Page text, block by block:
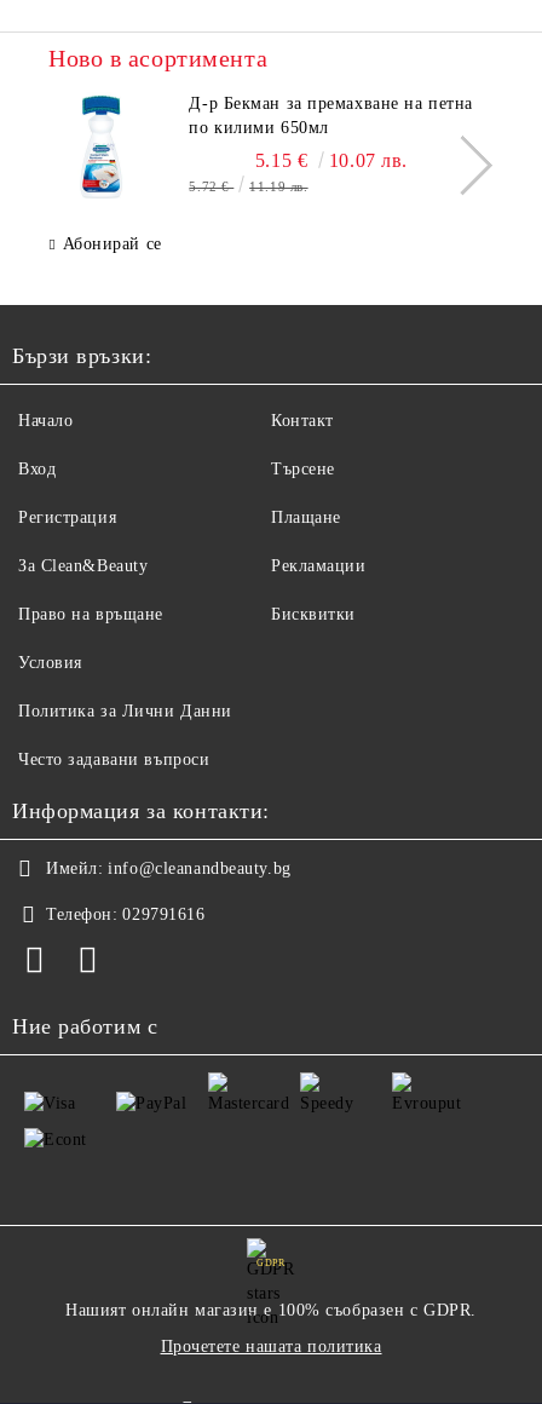
Ново в асортимента
Д-р Бекман за премахване на петна
по килими 650мл
5.15 € 10.07 лв.
5.72 € 11.19 лв.
Абонирай се
Бързи връзки:
Начало
Вход
Регистрация
За Clean&Beauty
Контакт
Търсене
Плащане
Рекламации
Право на връщане
Условия
Политика за Лични Данни
Често задавани въпроси
Бисквитки
Информация за контакти:
Имейл: info@cleanandbeauty.bg
Телефон: 029791616
Ние работим с
GDPR
Нашият онлайн магазин е 100% съобразен с GDPR.
Прочетете нашата политика